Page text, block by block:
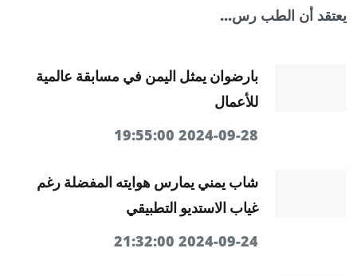
يعتقد أن الطب رس...
بارضوان يمثل اليمن في مسابقة عالمية
للأعمال
2024-09-28 19:55:00
شاب يمني يمارس هوايته المفضلة رغم
غياب الاستديو التطبيقي
2024-09-24 21:32:00